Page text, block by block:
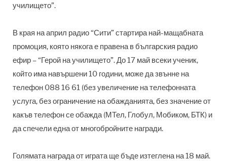
училището”.
В края на април радио “Сити” стартира най-мащабната
промоция, която някога е правена в българския радио
ефир – “Герой на училището”. До 17 май всеки ученик,
който има навършени 10 години, може да звънне на
телефон 088 16 61 (без увеличение на телефонната
услуга, без ограничение на обажданията, без значение от
какъв телефон се обажда (МТел, Глобул, Мобиком, БТК) и
да спечели една от многобройните награди.
Голямата награда от играта ще бъде изтеглена на 18 май.